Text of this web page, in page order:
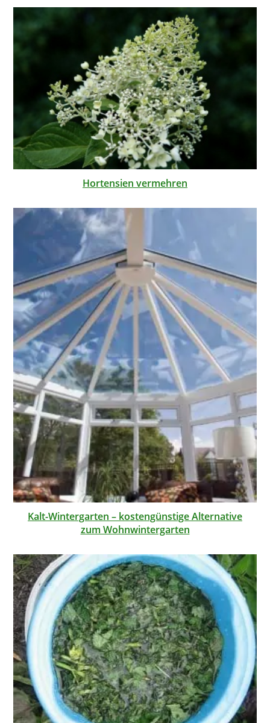
Hortensien vermehren
Kalt-Wintergarten – kostengünstige Alternative
zum Wohnwintergarten